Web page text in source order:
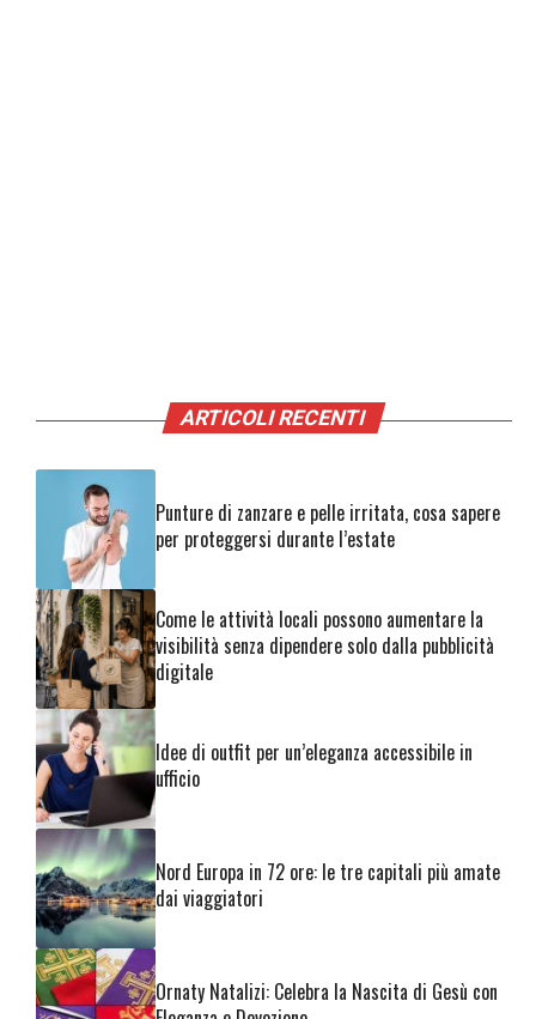
ARTICOLI RECENTI
Punture di zanzare e pelle irritata, cosa sapere
per proteggersi durante l’estate
Come le attività locali possono aumentare la
visibilità senza dipendere solo dalla pubblicità
digitale
Idee di outfit per un’eleganza accessibile in
ufficio
Nord Europa in 72 ore: le tre capitali più amate
dai viaggiatori
Ornaty Natalizi: Celebra la Nascita di Gesù con